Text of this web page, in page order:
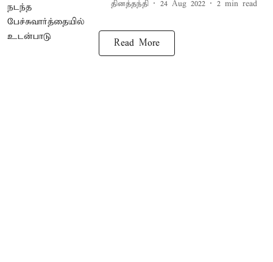
தினத்தந்தி 24 Aug 2022 2 min read
Read More